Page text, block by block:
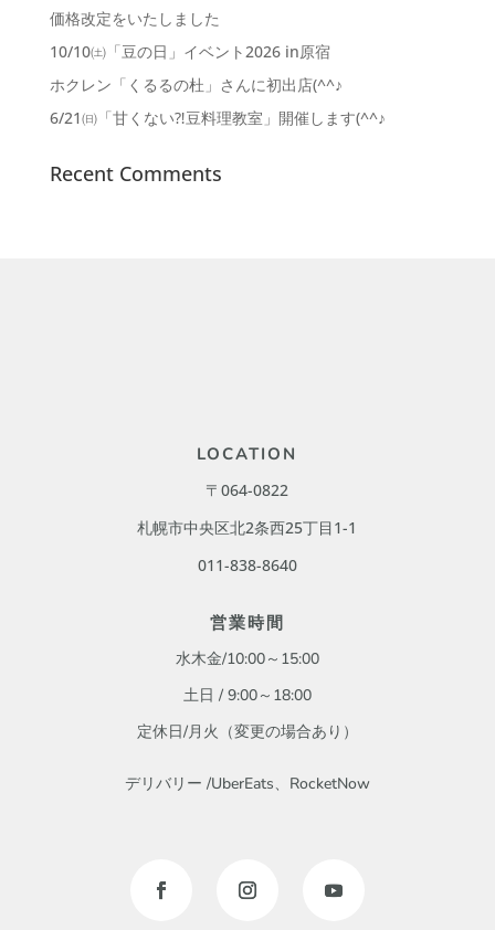
価格改定をいたしました
10/10㈯「豆の日」イベント2026 in原宿
ホクレン「くるるの杜」さんに初出店(^^♪
6/21㈰「甘くない⁈豆料理教室」開催します(^^♪
Recent Comments
LOCATION
〒064-0822
札幌市中央区北2条西25丁目1-1
011-838-8640
営業時間
水木金/10:00～15:00
土日 / 9:00～18:00
定休日/月火 （変更の場合あり）
デリバリー /UberEats、RocketNow